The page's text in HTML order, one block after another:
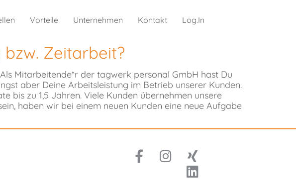
Vorteile Unternehmen Kontakt Log.In
Zeitarbeit?
Mitarbeitende*r der tagwerk personal GmbH hast Du
aber Deine Arbeitsleistung im Betrieb unserer Kunden.
bis zu 1,5 Jahren. Viele Kunden übernehmen unsere
haben wir bei einem neuen Kunden eine neue Aufgabe